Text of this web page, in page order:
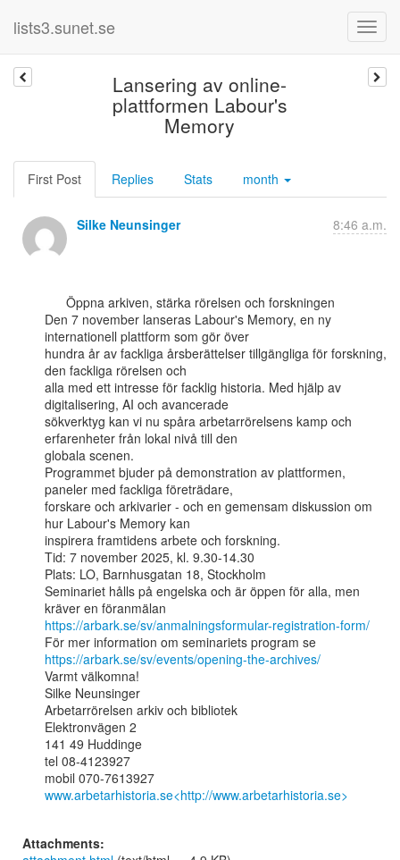
lists3.sunet.se
Lansering av online-
plattformen Labour's
Memory
First Post Replies Stats month
Silke Neunsinger 8:46 a.m.
Den 7 november lanseras Labour's Memory, en ny
internationell plattform som gör över
hundra år av fackliga årsberättelser tillgängliga för forskning,
den fackliga rörelsen och
alla med ett intresse för facklig historia. Med hjälp av
digitalisering, AI och avancerade
sökverktyg kan vi nu spåra arbetarrörelsens kamp och
erfarenheter från lokal nivå till den
globala scenen.
Programmet bjuder på demonstration av plattformen,
paneler med fackliga företrädare,
forskare och arkivarier - och en gemensam diskussion om
hur Labour's Memory kan
inspirera framtidens arbete och forskning.
Tid: 7 november 2025, kl. 9.30-14.30
Plats: LO, Barnhusgatan 18, Stockholm
Seminariet hålls på engelska och är öppen för alla, men
https://arbark.se/sv/anmalningsformular-registration-form/
https://arbark.se/sv/events/opening-the-archives/
Varmt välkomna!
Silke Neunsinger
Arbetarrörelsen arkiv och bibliotek
Elektronvägen 2
141 49 Huddinge
tel 08-4123927
www.arbetarhistoria.se<http://www.arbetarhistoria.se>
Attachments: